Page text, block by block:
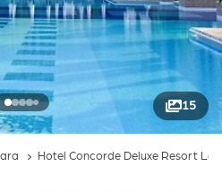
15
Hotel Concorde Deluxe Resort